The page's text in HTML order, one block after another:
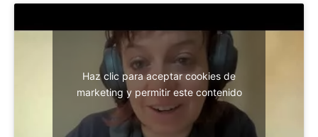
Haz clic para aceptar cookies de
marketing y permitir este contenido